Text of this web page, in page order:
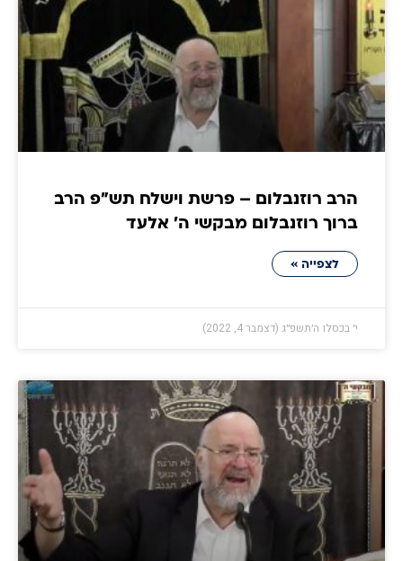
הרב רוזנבלום – פרשת וישלח תש"פ הרב
ברוך רוזנבלום מבקשי ה' אלעד
לצפייה »
י׳ בכסלו ה׳תשפ״ג (דצמבר 4, 2022)